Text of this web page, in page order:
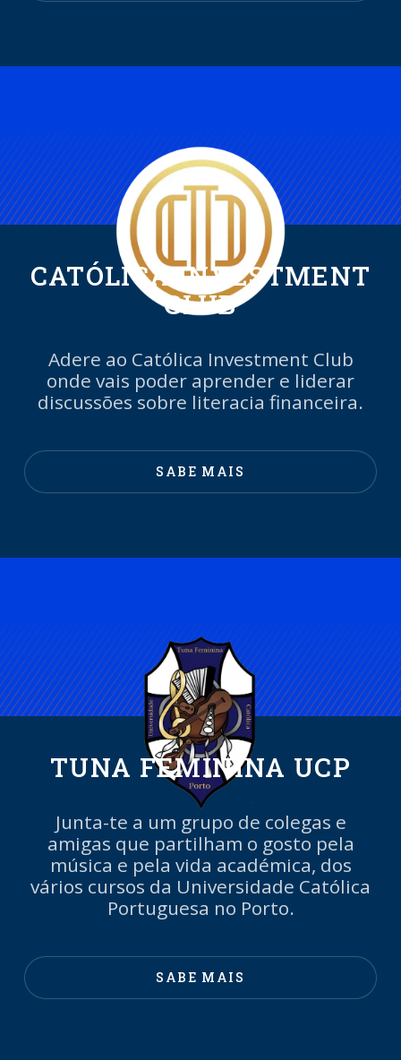
CATÓLICA INVESTMENT
CLUB
Adere ao Católica Investment Club
onde vais poder aprender e liderar
discussões sobre literacia financeira.
SABE MAIS
TUNA FEMININA UCP
Junta-te a um grupo de colegas e
amigas que partilham o gosto pela
música e pela vida académica, dos
vários cursos da Universidade Católica
Portuguesa no Porto.
SABE MAIS